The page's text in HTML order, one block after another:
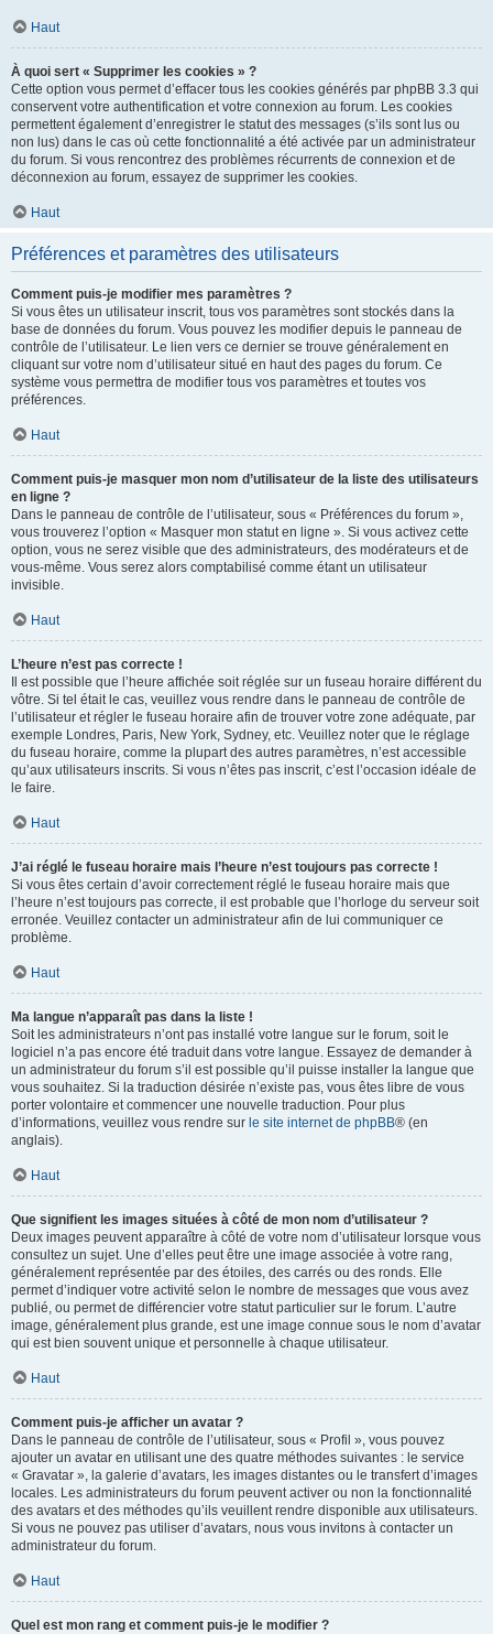
Haut
À quoi sert « Supprimer les cookies » ?
Cette option vous permet d’effacer tous les cookies générés par phpBB 3.3 qui
conservent votre authentification et votre connexion au forum. Les cookies
permettent également d’enregistrer le statut des messages (s’ils sont lus ou
non lus) dans le cas où cette fonctionnalité a été activée par un administrateur
du forum. Si vous rencontrez des problèmes récurrents de connexion et de
déconnexion au forum, essayez de supprimer les cookies.
Haut
Préférences et paramètres des utilisateurs
Comment puis-je modifier mes paramètres ?
Si vous êtes un utilisateur inscrit, tous vos paramètres sont stockés dans la
base de données du forum. Vous pouvez les modifier depuis le panneau de
contrôle de l’utilisateur. Le lien vers ce dernier se trouve généralement en
cliquant sur votre nom d’utilisateur situé en haut des pages du forum. Ce
système vous permettra de modifier tous vos paramètres et toutes vos
préférences.
Haut
Comment puis-je masquer mon nom d’utilisateur de la liste des utilisateurs
en ligne ?
Dans le panneau de contrôle de l’utilisateur, sous « Préférences du forum »,
vous trouverez l’option « Masquer mon statut en ligne ». Si vous activez cette
option, vous ne serez visible que des administrateurs, des modérateurs et de
vous-même. Vous serez alors comptabilisé comme étant un utilisateur
invisible.
Haut
L’heure n’est pas correcte !
Il est possible que l’heure affichée soit réglée sur un fuseau horaire différent du
vôtre. Si tel était le cas, veuillez vous rendre dans le panneau de contrôle de
l’utilisateur et régler le fuseau horaire afin de trouver votre zone adéquate, par
exemple Londres, Paris, New York, Sydney, etc. Veuillez noter que le réglage
du fuseau horaire, comme la plupart des autres paramètres, n’est accessible
qu’aux utilisateurs inscrits. Si vous n’êtes pas inscrit, c’est l’occasion idéale de
le faire.
Haut
J’ai réglé le fuseau horaire mais l’heure n’est toujours pas correcte !
Si vous êtes certain d’avoir correctement réglé le fuseau horaire mais que
l’heure n’est toujours pas correcte, il est probable que l’horloge du serveur soit
erronée. Veuillez contacter un administrateur afin de lui communiquer ce
problème.
Haut
Ma langue n’apparaît pas dans la liste !
Soit les administrateurs n’ont pas installé votre langue sur le forum, soit le
logiciel n’a pas encore été traduit dans votre langue. Essayez de demander à
un administrateur du forum s’il est possible qu’il puisse installer la langue que
vous souhaitez. Si la traduction désirée n’existe pas, vous êtes libre de vous
porter volontaire et commencer une nouvelle traduction. Pour plus
d’informations, veuillez vous rendre sur le site internet de phpBB® (en
anglais).
Haut
Que signifient les images situées à côté de mon nom d’utilisateur ?
Deux images peuvent apparaître à côté de votre nom d’utilisateur lorsque vous
consultez un sujet. Une d’elles peut être une image associée à votre rang,
généralement représentée par des étoiles, des carrés ou des ronds. Elle
permet d’indiquer votre activité selon le nombre de messages que vous avez
publié, ou permet de différencier votre statut particulier sur le forum. L’autre
image, généralement plus grande, est une image connue sous le nom d’avatar
qui est bien souvent unique et personnelle à chaque utilisateur.
Haut
Comment puis-je afficher un avatar ?
Dans le panneau de contrôle de l’utilisateur, sous « Profil », vous pouvez
ajouter un avatar en utilisant une des quatre méthodes suivantes : le service
« Gravatar », la galerie d’avatars, les images distantes ou le transfert d’images
locales. Les administrateurs du forum peuvent activer ou non la fonctionnalité
des avatars et des méthodes qu’ils veuillent rendre disponible aux utilisateurs.
Si vous ne pouvez pas utiliser d’avatars, nous vous invitons à contacter un
administrateur du forum.
Haut
Quel est mon rang et comment puis-je le modifier ?